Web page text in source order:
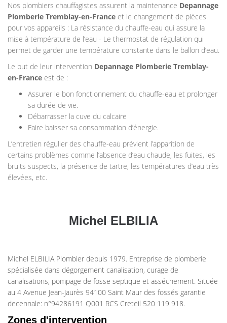
Nos plombiers chauffagistes assurent la maintenance Depannage
Plomberie Tremblay-en-France et le changement de pièces
pour vos appareils : La résistance du chauffe-eau qui assure la
mise à température de l’eau - Le thermostat de régulation qui
permet de garder une température constante dans le ballon d’eau.
Le but de leur intervention Depannage Plomberie Tremblay-
en-France est de :
Assurer le bon fonctionnement du chauffe-eau et prolonger
sa durée de vie.
Débarrasser la cuve du calcaire
Faire baisser sa consommation d’énergie.
L’entretien régulier des chauffe-eau prévient l’apparition de
certains problèmes comme l’absence d’eau chaude, les fuites, les
bruits suspects, la présence de tartre, les températures d’eau très
élevées, etc.
Michel ELBILIA
Michel ELBILIA Plombier depuis 1979. Entreprise de plomberie
spécialisée dans dégorgement canalisation, curage de
canalisations, pompage de fosse septique et asséchement. Située
au 4 Avenue Jean-Jaurès 94100 Saint Maur des fossés garantie
decennale: n°94286191 Q001 RCS Creteil 520 119 918.
Zones d'intervention